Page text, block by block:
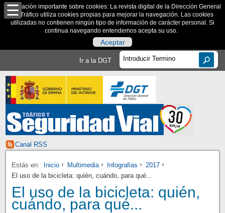
Información importante sobre cookies: La revista digital de la Dirección General
de Tráfico utiliza cookies propias para mejorar la navegación. Las cookies
utilizadas no contienen ningún tipo de información de carácter personal. Si
continua navegando entendemos acepta su uso.
Aceptar
Ir a la DGT
Canal RSS
Estás en: Inicio Multimedia Infografias
2017
El uso de la bicicleta: quién, cuándo, para qué...
El uso de la bicicleta: quién,
cuándo, para qué...